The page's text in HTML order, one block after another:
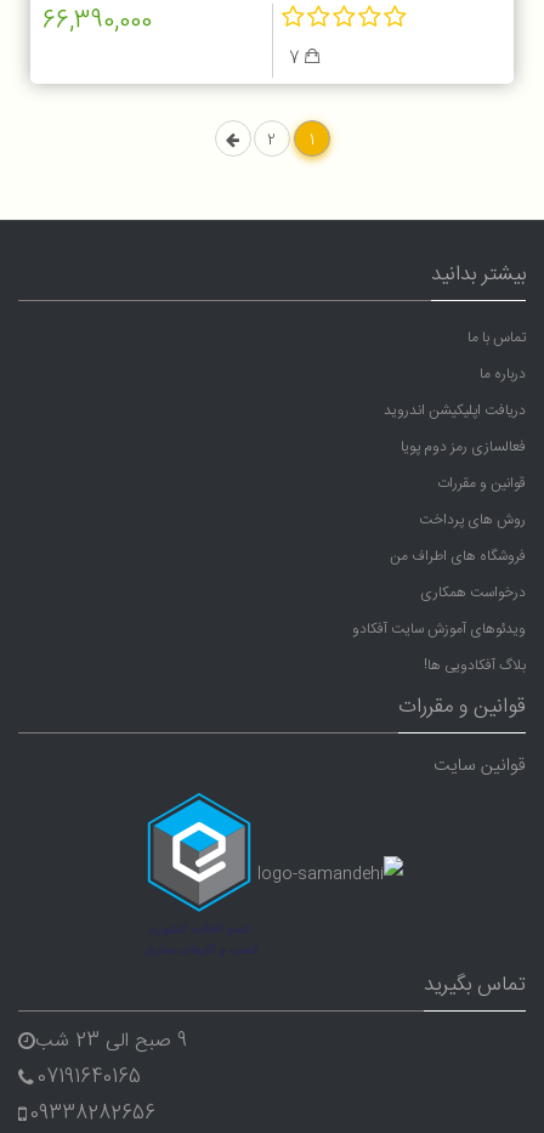
7
66,390,000
2
بیشتر بدانید
تماس با ما
درباره ما
دریافت اپلیکیشن اندروید
فعالسازی رمز دوم پویا
قوانین و مقررات
روش های پرداخت
فروشگاه های اطراف من
درخواست همکاری
ویدئوهای آموزش سایت آفکادو
بلاگ آفکادویی ها!
قوانین و مقررات
قوانین سایت
تماس بگیرید
9 صبح الی 23 شب
07191640165
09338282656